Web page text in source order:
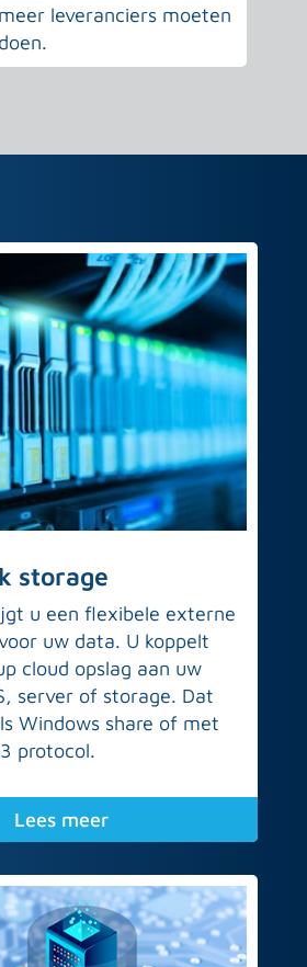
meer leveranciers moeten
doen.
storage
u een flexibele externe
uw data. U koppelt
cloud opslag aan uw
server of storage. Dat
Windows share of met
protocol.
Lees meer